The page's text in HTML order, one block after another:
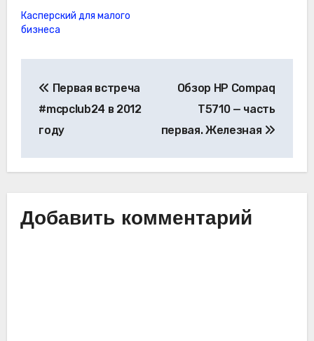
Касперский для малого
бизнеса
по
записям
Первая встреча
#mcpclub24 в 2012
году
Обзор HP Compaq
T5710 — часть
первая. Железная
Добавить комментарий